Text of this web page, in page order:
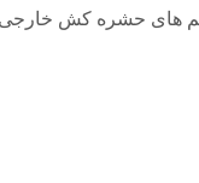
های حشره کش